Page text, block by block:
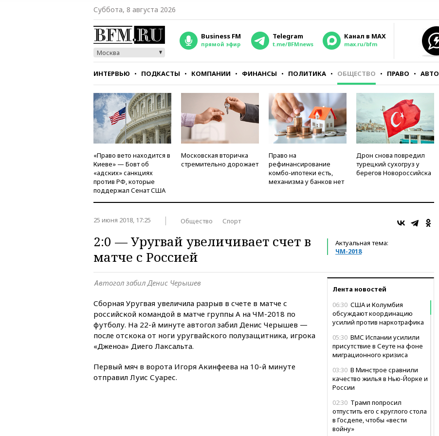
Суббота, 8 августа 2026
Москва
Business FM
прямой эфир
Telegram
t.me/BFMnews
Канал в MAX
max.ru/bfm
ИНТЕРВЬЮ ПОДКАСТЫ КОМПАНИИ ФИНАНСЫ ПОЛИТИКА ОБЩЕСТВО ПРАВО АВТО
СТИЛЬ ТЕСТЫ
«Право вето находится в
Киеве» — Бовт об
«адских» санкциях
против РФ, которые
поддержал Сенат США
Московская вторичка
стремительно дорожает
Право на
рефинансирование
комбо-ипотеки есть,
механизма у банков нет
Дрон снова повредил
турецкий сухогруз у
берегов Новороссийска
25 июня 2018, 17:25 Общество Спорт
Актуальная тема:
ЧМ-2018
2:0 — Уругвай увеличивает счет в
матче с Россией
Лента новостей
06:30 США и Колумбия
обсуждают координацию
усилий против наркотрафика
05:30 ВМС Испании усилили
присутствие в Сеуте на фоне
миграционного кризиса
03:30 В Минстрое сравнили
качество жилья в Нью-Йорке и
России
02:30 Трамп попросил
отпустить его с круглого стола
в Госдепе, чтобы «вести
войну»
Автогол забил Денис Черышев
Сборная Уругвая увеличила разрыв в счете в матче с
российской командой в матче группы А на ЧМ-2018 по
футболу. На 22-й минуте автогол забил Денис Черышев —
после отскока от ноги уругвайского полузащитника, игрока
«Дженоа» Диего Лаксальта.
Первый мяч в ворота Игоря Акинфеева на 10-й минуте
отправил Луис Суарес.